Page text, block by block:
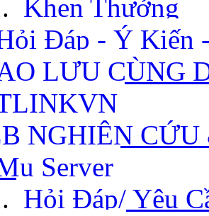
Khen Thưởng
Đáp - Ý Kiến
LƯU CÙNG
NGHIÊN
Server
Hỏi Đáp/ Yêu